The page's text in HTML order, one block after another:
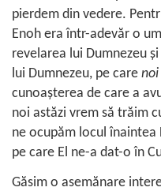
pierdem din vedere.
Enoh era într-adevăr o
revelarea lui Dumnezeu
lui Dumnezeu, pe care noi
cunoaşterea de care a
noi astăzi vrem să trăim
ne ocupăm locul înaintea
pe care El ne-a dat-o în
Găsim o asemănare